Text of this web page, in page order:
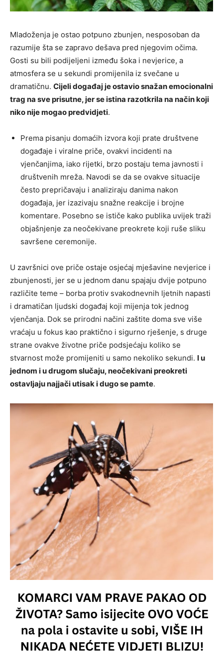
Mladoženja je ostao potpuno zbunjen, nesposoban da
razumije šta se zapravo dešava pred njegovim očima.
Gosti su bili podijeljeni između šoka i nevjerice, a
atmosfera se u sekundi promijenila iz svečane u
dramatičnu. Cijeli događaj je ostavio snažan emocionalni
trag na sve prisutne, jer se istina razotkrila na način koji
niko nije mogao predvidjeti.
Prema pisanju domaćih izvora koji prate društvene
događaje i viralne priče, ovakvi incidenti na
vjenčanjima, iako rijetki, brzo postaju tema javnosti i
društvenih mreža. Navodi se da se ovakve situacije
često prepričavaju i analiziraju danima nakon
događaja, jer izazivaju snažne reakcije i brojne
komentare. Posebno se ističe kako publika uvijek traži
objašnjenje za neočekivane preokrete koji ruše sliku
savršene ceremonije.
U završnici ove priče ostaje osjećaj mješavine nevjerice i
zbunjenosti, jer se u jednom danu spajaju dvije potpuno
različite teme – borba protiv svakodnevnih ljetnih napasti
i dramatičan ljudski događaj koji mijenja tok jednog
vjenčanja. Dok se prirodni načini zaštite doma sve više
vraćaju u fokus kao praktično i sigurno rješenje, s druge
strane ovakve životne priče podsjećaju koliko se
stvarnost može promijeniti u samo nekoliko sekundi. I u
jednom i u drugom slučaju, neočekivani preokreti
ostavljaju najjači utisak i dugo se pamte.